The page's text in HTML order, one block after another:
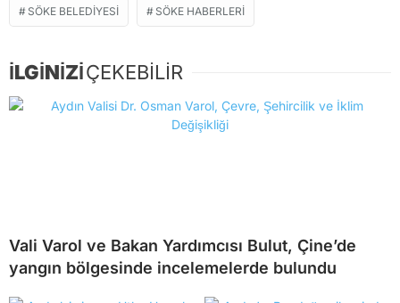
SÖKE BELEDIYESI SÖKE HABERLERI
İLGİNİZİÇEKEBİLİR
Vali Varol ve Bakan Yardımcısı Bulut, Çine’de
yangın bölgesinde incelemelerde bulundu